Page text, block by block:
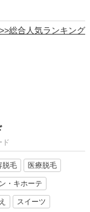
>>総合人気ランキング
ド
脱毛 医療脱毛
・キホーテ
スイーツ